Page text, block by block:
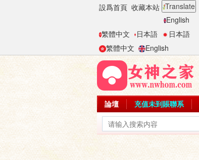
設爲首頁 收藏本站 Translate
English
繁體中文
日本語
日本語
繁體中文
English
論壇 充值未到賬聯系